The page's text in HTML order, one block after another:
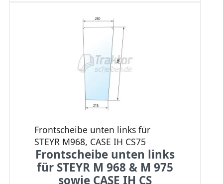
Frontscheibe unten links für
STEYR M968, CASE IH CS75
Frontscheibe unten links
für STEYR M 968 & M 975
sowie CASE IH CS